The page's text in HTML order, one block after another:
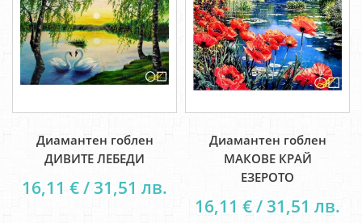
Диамантен гоблен
ДИВИТЕ ЛЕБЕДИ
16,11 € / 31,51 лв.
Диамантен гоблен
МАКОВЕ КРАЙ
ЕЗЕРОТО
16,11 € / 31,51 лв.